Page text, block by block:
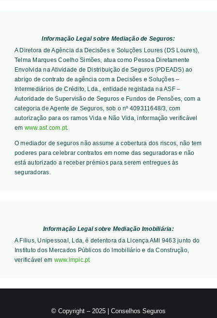
Informação Legal sobre Mediação de Seguros:
A Diretora de Agência da Decisões e Soluções Loures (DS Loures),
Telma Marques Coelho Simões, atua como Pessoa Diretamente
Envolvida na Atividade de Distribuição de Seguros (PDEADS) ao
abrigo de contrato de agência com a Decisões e Soluções –
Intermediários de Crédito, Lda., entidade registada na ASF –
Autoridade de Supervisão de Seguros e Fundos de Pensões, com a
categoria de Agente de Seguros, sob o nº 409311648/3, com
autorização para os ramos Vida e Não Vida, informação verificável
em www.asf.com.pt.
O mediador de seguros não assume a cobertura dos riscos, não tem
poderes para celebrar contratos em nome das seguradoras e não
está autorizado a receber prémios para serem entregues às
seguradoras.
Informação Legal sobre Mediação Imobiliária:
A Filius, Unipessoal, Lda, é detentora da Licença AMI 9463 junto do
Instituto dos Mercados Públicos do Imobiliário e da Construção,
verificável em www.impic.pt
© Copyright – 2025 | Conselhos Seguros